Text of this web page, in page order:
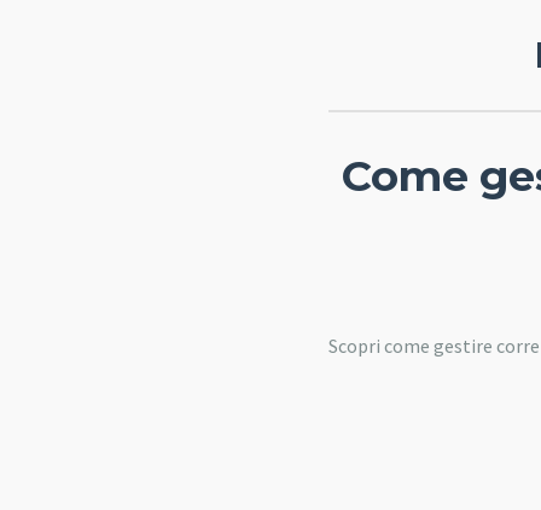
Come
Scopri come gestire